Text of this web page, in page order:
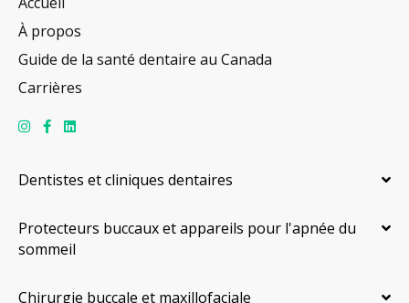
À propos
Guide de la santé dentaire au Canada
Carrières
Dentistes et cliniques dentaires
Protecteurs buccaux et appareils pour l'apnée du
sommeil
Chirurgie buccale et maxillofaciale